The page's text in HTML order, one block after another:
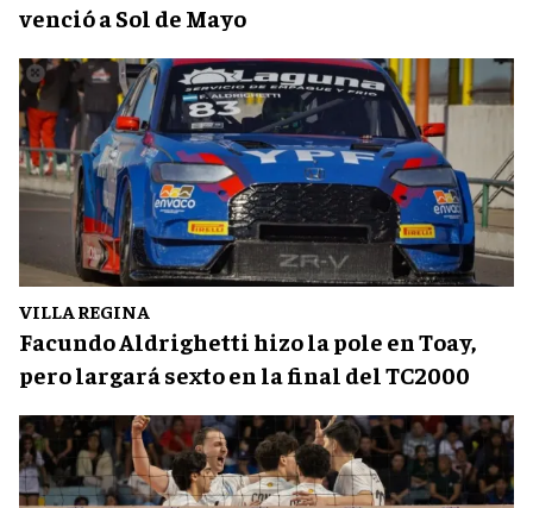
venció a Sol de Mayo
VILLA REGINA
Facundo Aldrighetti hizo la pole en Toay,
pero largará sexto en la final del TC2000